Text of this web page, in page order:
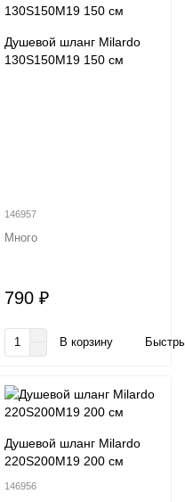
Душевой шланг Milardo
130S150M19 150 см
146957
Много
790 ₽
В корзину
Душевой шланг Milardo
220S200M19 200 см
146956